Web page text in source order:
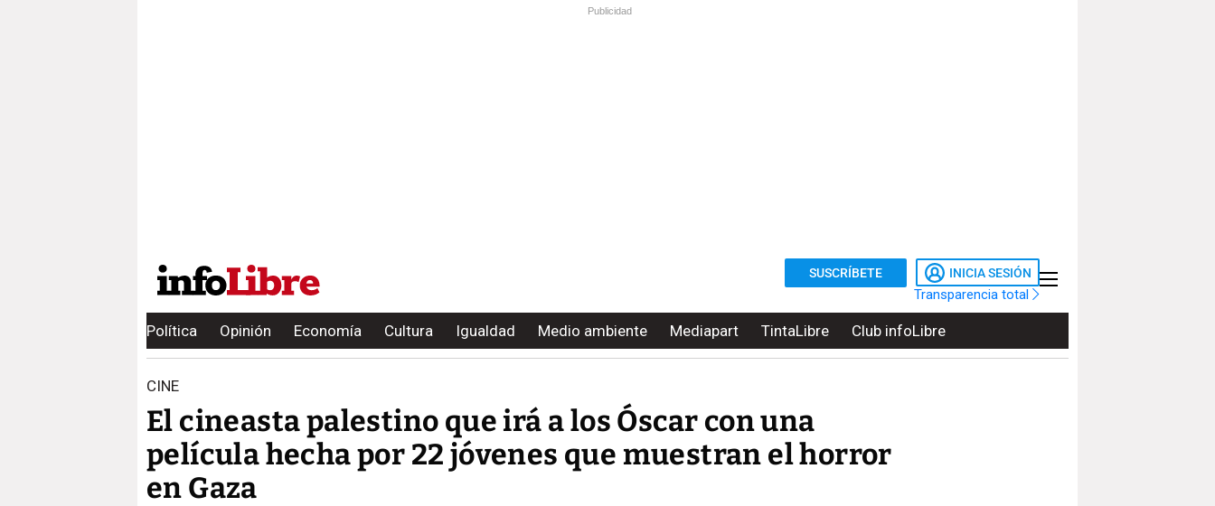
Publicidad
SUSCRÍBETE INICIA SESIÓN
Transparencia total
Política Opinión Economía Cultura Igualdad Medio ambiente Mediapart TintaLibre Club infoLibre
CINE
El cineasta palestino que irá a los Óscar con una
película hecha por 22 jóvenes que muestran el horror
en Gaza